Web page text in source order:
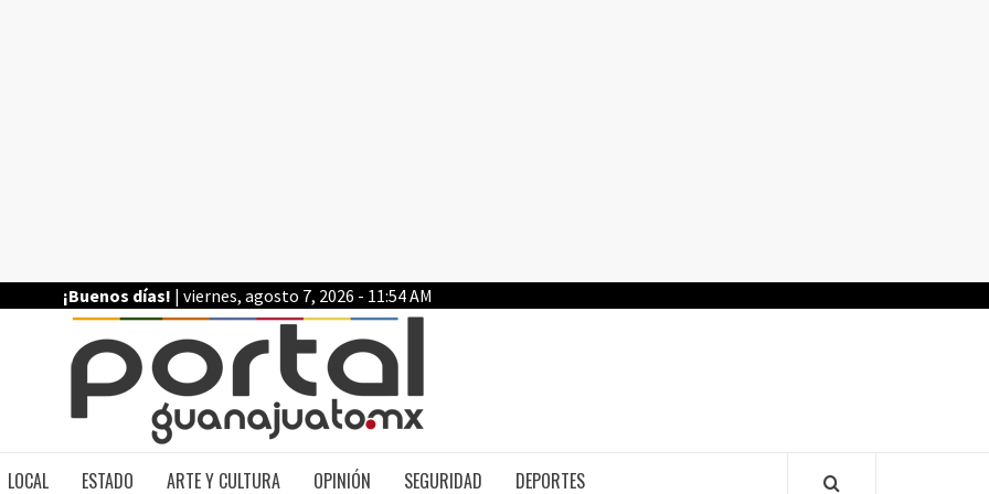
¡Buenos días! | viernes, agosto 7, 2026 - 11:54 AM
LOCAL ESTADO ARTE Y CULTURA OPINIÓN SEGURIDAD DEPORTES